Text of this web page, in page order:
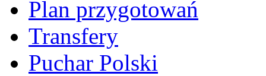
Plan przygotowań
Transfery
Puchar Polski